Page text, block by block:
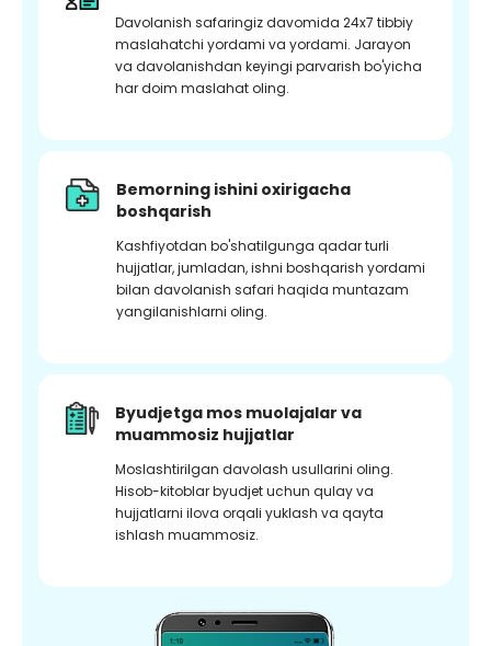
Davolanish safaringiz davomida 24x7 tibbiy
maslahatchi yordami va yordami. Jarayon
va davolanishdan keyingi parvarish bo'yicha
har doim maslahat oling.
Bemorning ishini oxirigacha
boshqarish
Kashfiyotdan bo'shatilgunga qadar turli
hujjatlar, jumladan, ishni boshqarish yordami
bilan davolanish safari haqida muntazam
yangilanishlarni oling.
Byudjetga mos muolajalar va
muammosiz hujjatlar
Moslashtirilgan davolash usullarini oling.
Hisob-kitoblar byudjet uchun qulay va
hujjatlarni ilova orqali yuklash va qayta
ishlash muammosiz.